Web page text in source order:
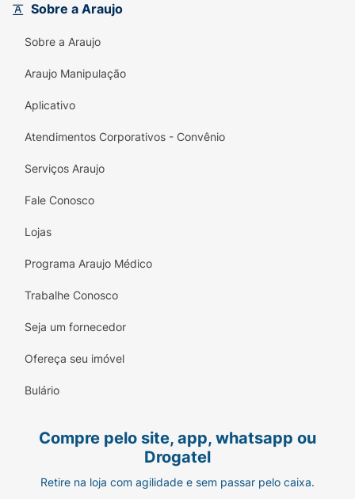
Sobre a Araujo
Sobre a Araujo
Araujo Manipulação
Aplicativo
Atendimentos Corporativos - Convênio
Serviços Araujo
Fale Conosco
Lojas
Programa Araujo Médico
Trabalhe Conosco
Seja um fornecedor
Ofereça seu imóvel
Bulário
Compre pelo site, app, whatsapp ou
Drogatel
Retire na loja com agilidade e sem passar pelo caixa.